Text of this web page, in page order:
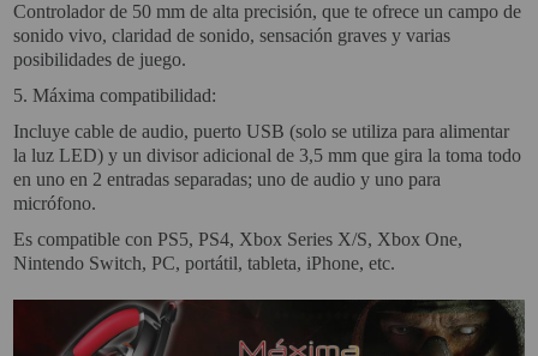
pedidos@proyectorbarato.com
Asistencia Técnica:
soporte@proyectorbarato.com
Controlador de 50 mm de alta precisión, que te ofrece un campo de
sonido vivo, claridad de sonido, sensación graves y varias
posibilidades de juego.
5.Máxima compatibilidad:
Incluye cable de audio, puerto USB (solo se utiliza para alimentar
la luz LED) y un divisor adicional de 3,5 mm que gira la toma todo
en uno en 2 entradas separadas; uno de audio y uno para
micrófono.
Es compatible con PS5, PS4, Xbox Series X/S, Xbox One,
Nintendo Switch, PC, portátil, tableta, iPhone, etc.